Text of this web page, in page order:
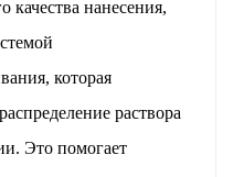
качества нанесения,
которая
раствора
Это помогает